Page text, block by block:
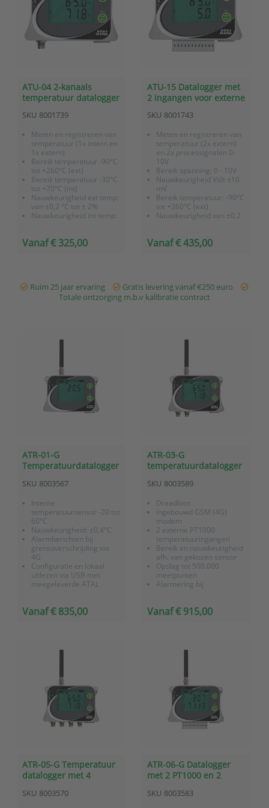
ATU-04 2-kanaals
temperatuur datalogger
sensor
SKU 8001739
Meten en registreren van
temperatuur (1x intern en
1x extern)
Bereik temperatuur -90°C
tot +260°C (ext)
Bereik temperatuur -30°C
tot +70°C (int)
Nauwkeurigheid ext temp:
van ±0,2 °C tot ± 2%
Nauwkeurigheid int temp:
USB interface
Vanaf € 325,00
ATU-15 Datalogger met
2 ingangen voor externe
en 2 ingangen voor 0-
10V processignalen
SKU 8001743
Meten en registreren van
temperatuur (2x extern)
en 2x processignalen 0-
10V
Bereik spanning: 0 - 10V
Nauwkeurigheid Volt ±10
mV
Bereik temperatuur: -90°C
tot +260°C (ext)
Nauwkeurigheid van ±0,2
mAh
Vanaf € 435,00
Ruim 25 jaar ervaring
Gratis levering vanaf €250 euro
Totale ontzorging m.b.v kalibratie contract
ATR-01-G
Temperatuurdatalogger
GSM communicatie
SKU 8003567
Interne
temperatuursensor -20 tot
60°C
Nauwkeurigheid: ±0,4°C
Alarmberichten bij
grensoverschrijding via
4G
Configuratie en lokaal
uitlezen via USB met
meegeleverde ATAL
onsOnlineSens...
Vanaf € 835,00
ATR-03-G
temperatuurdatalogger
en GSM communicatie
SKU 8003589
Draadloos
Ingebouwd GSM (4G)
modem
2 externe PT1000
temperatuuringangen
Bereik en nauwkeurigheid
afh. van gekozen sensor
Opslag tot 500.000
meetpunten
Alarmering bij
Vanaf € 915,00
ATR-05-G Temperatuur
datalogger met 4
sensoren met GSM-
SKU 8003570
ATR-06-G Datalogger
met 2 PT1000 en 2
GSM-modem
SKU 8003583